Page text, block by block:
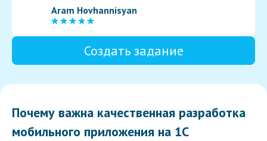
Aram Hovhannisyan
Создать задание
Почему важна качественная разработка
мобильного приложения на 1С